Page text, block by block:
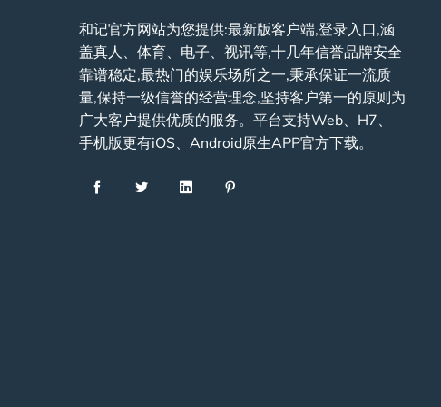
和记官方网站为您提供:最新版客户端,登录入口,涵
盖真人、体育、电子、视讯等,十几年信誉品牌安全
靠谱稳定,最热门的娱乐场所之一,秉承保证一流质
量,保持一级信誉的经营理念,坚持客户第一的原则为
广大客户提供优质的服务。平台支持Web、H7、
手机版更有iOS、Android原生APP官方下载。